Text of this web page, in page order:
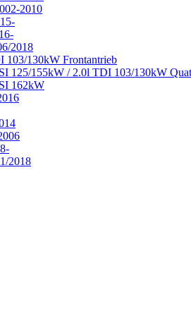
2010
2018
103/130kW Frontantrieb
125/155kW / 2.0l TDI 103/130kW
162kW
2018